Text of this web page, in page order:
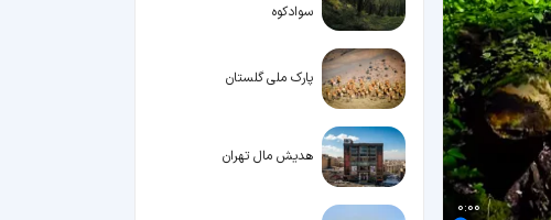
0:00
سوادکوه
پارک ملی گلستان
هدیش مال تهران